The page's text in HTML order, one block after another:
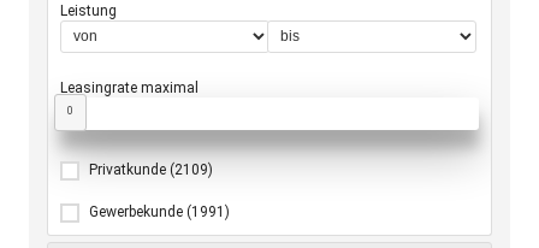
Leistung
Leasingrate maximal
0
Privatkunde (2109)
Gewerbekunde (1991)